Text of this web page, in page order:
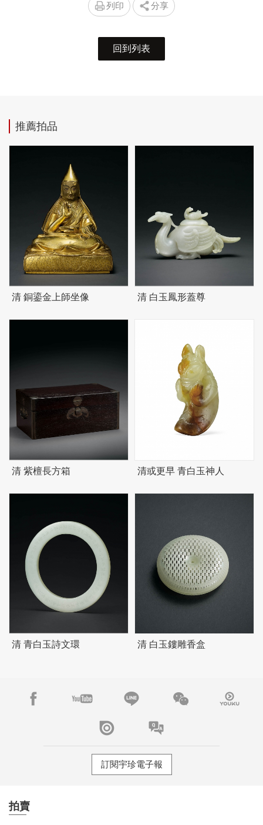
列印 分享
回到列表
推薦拍品
清 銅鎏金上師坐像 清 白玉鳳形蓋尊
清 紫檀長方箱 清或更早 青白玉神人
清 青白玉詩文環 清 白玉鏤雕香盒
訂閱宇珍電子報
拍賣